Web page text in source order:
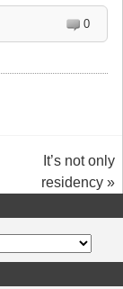
0
It’s not only
residency »